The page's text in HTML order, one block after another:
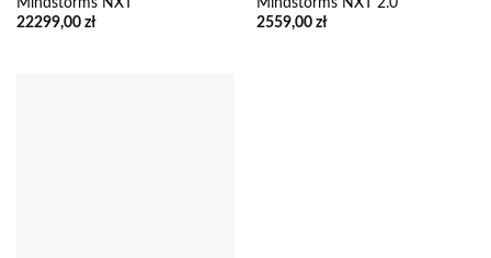
Mindstorms NXT
22299,00 zł
Mindstorms NXT 2.0
2559,00 zł